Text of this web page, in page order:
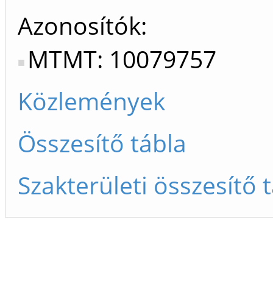
Azonosítók
MTMT: 10079757
Közlemények
Összesítő tábla
Szakterületi összesítő